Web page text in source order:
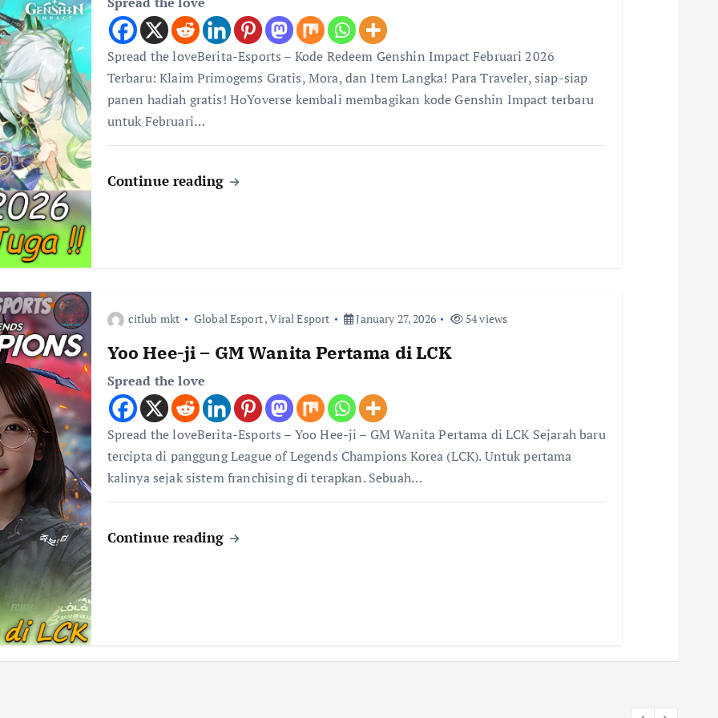
Spread the loveBerita-Esports – Kode Redeem Genshin Impact Februari 2026
Terbaru: Klaim Primogems Gratis, Mora, dan Item Langka! Para Traveler, siap-siap
panen hadiah gratis! HoYoverse kembali membagikan kode Genshin Impact terbaru
untuk Februari…
Continue reading
citlub mkt Global Esport,Viral Esport January 27, 2026 54 views
Yoo Hee-ji – GM Wanita Pertama di LCK
Spread the love
Spread the loveBerita-Esports – Yoo Hee-ji – GM Wanita Pertama di LCK Sejarah baru
tercipta di panggung League of Legends Champions Korea (LCK). Untuk pertama
kalinya sejak sistem franchising di terapkan. Sebuah…
Continue reading